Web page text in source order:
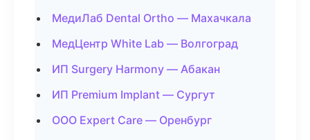
МедиЛаб Dental Ortho — Махачкала
МедЦентр White Lab — Волгоград
ИП Surgery Harmony — Абакан
ИП Premium Implant — Сургут
ООО Expert Care — Оренбург